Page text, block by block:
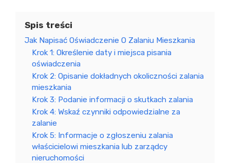
Spis treści
Jak Napisać Oświadczenie O Zalaniu Mieszkania
Krok 1: Określenie daty i miejsca pisania
oświadczenia
Krok 2: Opisanie dokładnych okoliczności zalania
mieszkania
Krok 3: Podanie informacji o skutkach zalania
Krok 4: Wskaź czynniki odpowiedzialne za
zalanie
Krok 5: Informacje o zgłoszeniu zalania
właścicielowi mieszkania lub zarządcy
nieruchomości